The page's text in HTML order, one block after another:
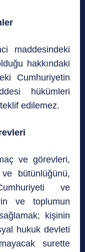
maddesindeki
hakkındaki
Cumhuriyetin
hükümleri
edilemez.
ve görevleri,
ve bütünlüğünü,
ve
ve toplumun
kişinin
hukuk devleti
surette